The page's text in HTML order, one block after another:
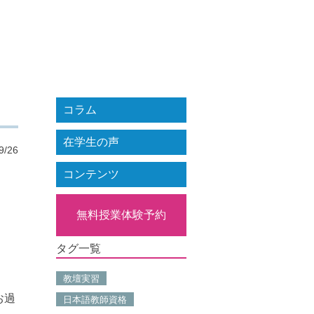
26
過
コラム
在学生の声
コンテンツ
無料授業体験予約
タグ一覧
教壇実習
日本語教師資格